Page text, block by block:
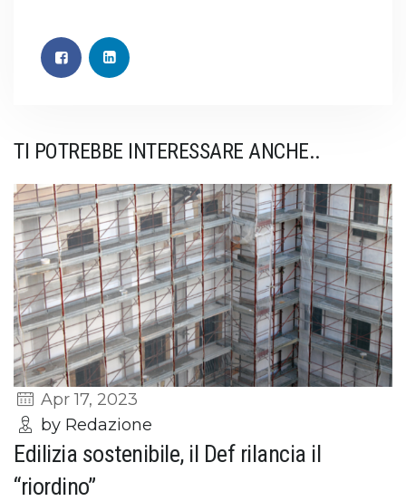
TI POTREBBE INTERESSARE ANCHE..
Apr 17, 2023
by Redazione
Edilizia sostenibile, il Def rilancia il
“riordino”